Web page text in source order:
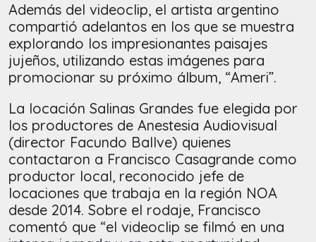
Además del videoclip, el artista argentino
compartió adelantos en los que se muestra
explorando los impresionantes paisajes
jujeños, utilizando estas imágenes para
promocionar su próximo álbum, “Ameri”.
La locación Salinas Grandes fue elegida por
los productores de Anestesia Audiovisual
(director Facundo Ballve) quienes
contactaron a Francisco Casagrande como
productor local, reconocido jefe de
locaciones que trabaja en la región NOA
desde 2014. Sobre el rodaje, Francisco
comentó que “el videoclip se filmó en una